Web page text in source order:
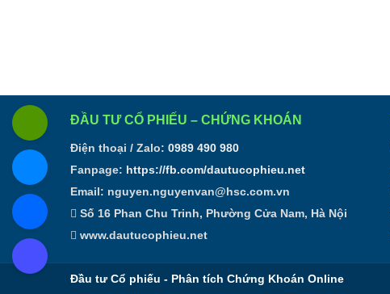
ĐẦU TƯ CỔ PHIẾU – CHỨNG KHOÁN
Điện thoại / Zalo: 0989 490 980
Fanpage: https://fb.com/dautucophieu.net
Email: nguyen.nguyenvan@hsc.com.vn
Số 16 Phan Chu Trinh, Phường Cửa Nam, Hà Nội
www.dautucophieu.net
Đầu tư Cổ phiếu - Phân tích Chứng Khoán Online